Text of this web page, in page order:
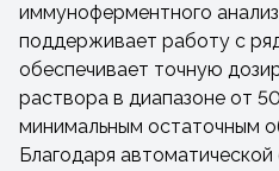
иммуноферментного
поддерживает работу с
обеспечивает точную
раствора в диапазоне от
минимальным остаточным
Благодаря